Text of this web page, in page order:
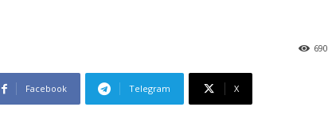
690
Facebook Telegram X